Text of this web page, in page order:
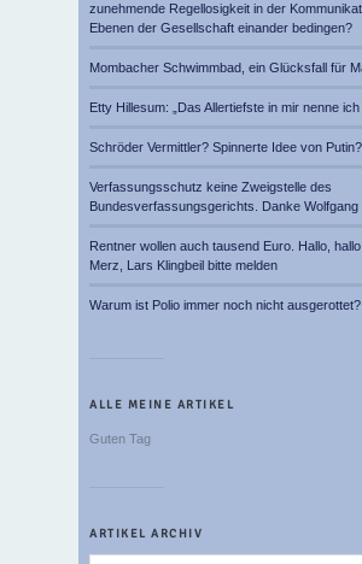
zunehmende Regellosigkeit in der
Ebenen der Gesellschaft einander bedingen?
Mombacher Schwimmbad, ein Glücksfall für
Etty Hillesum: „Das Allertiefste in mir nenne ich
Schröder Vermittler? Spinnerte Idee von Putin?
Verfassungsschutz keine Zweigstelle des
Bundesverfassungsgerichts. Danke Wolfgang
Rentner wollen auch tausend Euro. Hallo,
Merz, Lars Klingbeil bitte melden
Warum ist Polio immer noch nicht ausgerottet?
ALLE MEINE ARTIKEL
Guten Tag
ARTIKEL ARCHIV